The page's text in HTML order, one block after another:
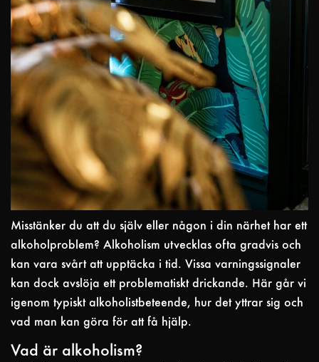
Misstänker du att du själv eller någon i din närhet har ett
alkoholproblem? Alkoholism utvecklas ofta gradvis och
kan vara svårt att upptäcka i tid. Vissa varningssignaler
kan dock avslöja ett problematiskt drickande. Här går vi
igenom typiskt alkoholistbeteende, hur det yttrar sig och
vad man kan göra för att få hjälp.
Vad är alkoholism?